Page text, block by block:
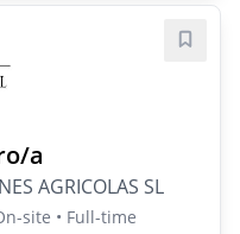
a
AGRICOLAS SL
site • Full-time
Save